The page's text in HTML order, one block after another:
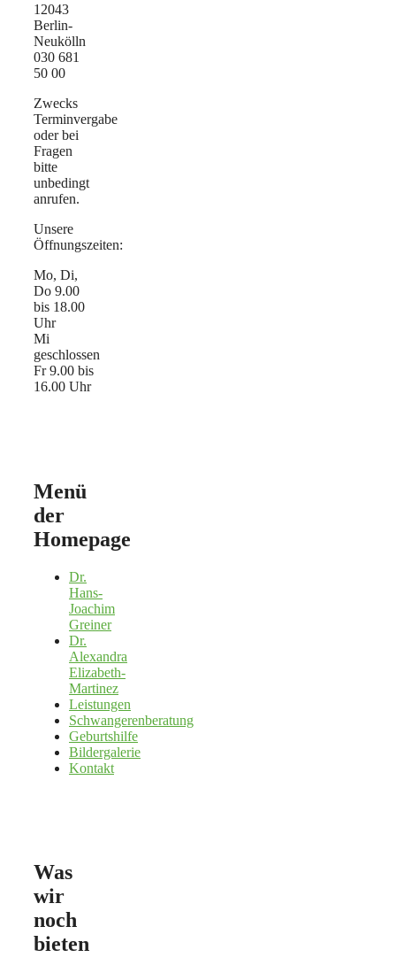
12043
Berlin-
Neukölln
030 681
50 00
Zwecks
Terminvergabe
oder bei
Fragen
bitte
unbedingt
anrufen.
Unsere
Öffnungszeiten:
Mo, Di,
Do 9.00
bis 18.00
Uhr
Mi
geschlossen
Fr 9.00 bis
16.00 Uhr
Menü
der
Homepage
Dr.
Hans-
Joachim
Greiner
Dr.
Alexandra
Elizabeth-
Martinez
Leistungen
Schwangerenberatung
Geburtshilfe
Bildergalerie
Kontakt
Was
wir
noch
bieten